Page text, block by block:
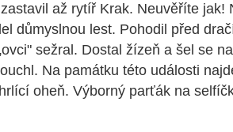
až rytíř Krak. Neuvěříte jak!
důmyslnou lest. Pohodil před
sežral. Dostal žízeň a šel se
Na památku této události
oheň. Výborný parťák na